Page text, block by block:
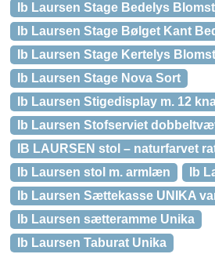
Ib Laursen Stage Bedelys
Ib Laursen Stage Bølget Kant
Ib Laursen Stage Kertelys Blomst
Ib Laursen Stage Nova Sort
Ib Laursen Stigedisplay m. 12
Ib Laursen Stofserviet
IB LAURSEN stol – naturfarvet
Ib Laursen stol m. armlæn
Ib
Ib Laursen Sættekasse UNIKA
Ib Laursen sætteramme Unika
Ib Laursen Taburat Unika